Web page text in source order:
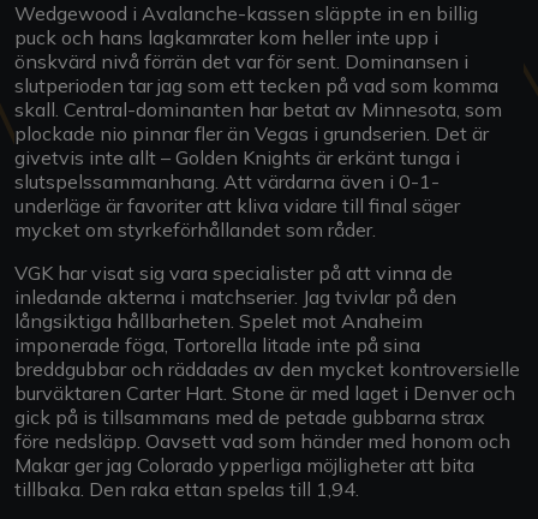
Wedgewood i Avalanche-kassen släppte in en billig
puck och hans lagkamrater kom heller inte upp i
önskvärd nivå förrän det var för sent. Dominansen i
slutperioden tar jag som ett tecken på vad som komma
skall. Central-dominanten har betat av Minnesota, som
plockade nio pinnar fler än Vegas i grundserien. Det är
givetvis inte allt – Golden Knights är erkänt tunga i
slutspelssammanhang. Att värdarna även i 0-1-
underläge är favoriter att kliva vidare till final säger
mycket om styrkeförhållandet som råder.
VGK har visat sig vara specialister på att vinna de
inledande akterna i matchserier. Jag tvivlar på den
långsiktiga hållbarheten. Spelet mot Anaheim
imponerade föga, Tortorella litade inte på sina
breddgubbar och räddades av den mycket kontroversielle
burväktaren Carter Hart. Stone är med laget i Denver och
gick på is tillsammans med de petade gubbarna strax
före nedsläpp. Oavsett vad som händer med honom och
Makar ger jag Colorado ypperliga möjligheter att bita
tillbaka. Den raka ettan spelas till 1,94.